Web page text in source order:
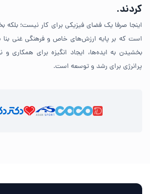
کردند.
اینجا صرفا یک فضای فیزیکی برای کار نیست؛
است که بر پایه ارزش‌های خاص و فرهنگی غنی
بخشیدن به ایده‌ها، ایجاد انگیزه برای همکاری و
پرانرژی برای رشد و توسعه است.